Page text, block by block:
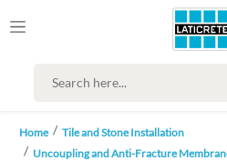
Home
Tile and Stone Installation
Uncoupling and Anti-Fracture